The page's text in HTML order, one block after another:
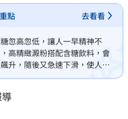
點 去看看
忽高忽低，讓人一早精神不
高精緻澱粉搭配含糖飲料，會
升，隨後又急速下滑，使人感
大地雷早餐組合」，並提供幫助